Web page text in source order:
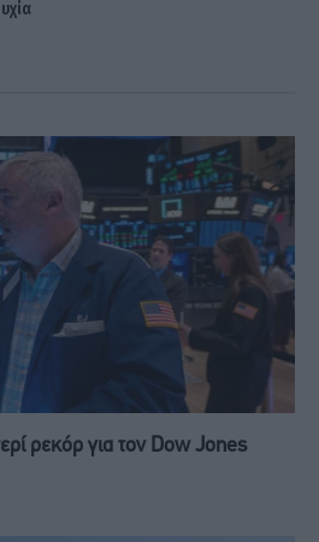
ρεκόρ για τον Dow Jones